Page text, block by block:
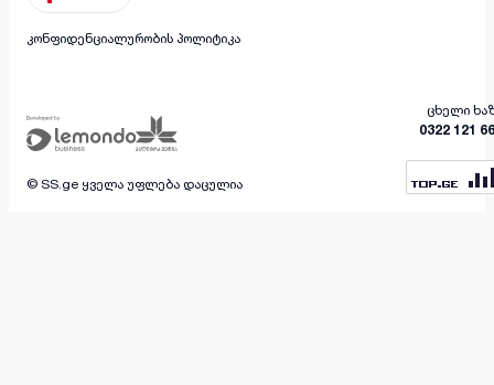
კონფიდენციალურობის პოლიტიკა
ცხელი
0322 121
© SS.ge ყველა უფლება დაცულია